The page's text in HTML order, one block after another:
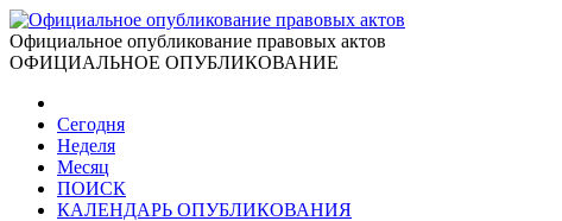
Официальное опубликование правовых актов
ОФИЦИАЛЬНОЕ ОПУБЛИКОВАНИЕ
Сегодня
Неделя
Месяц
ПОИСК
КАЛЕНДАРЬ ОПУБЛИКОВАНИЯ